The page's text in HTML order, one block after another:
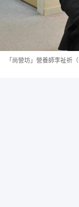
「尚營坊」營養師李祉祈